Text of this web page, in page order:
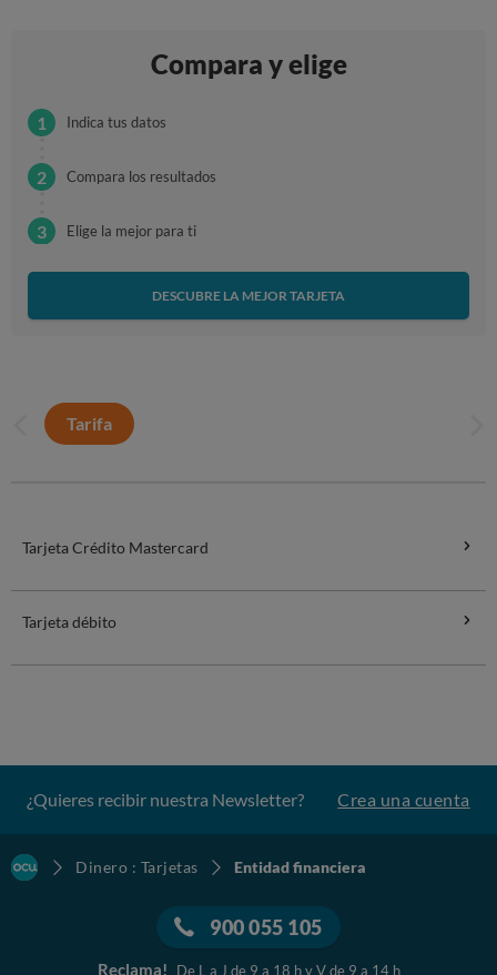
Compara y elige
Indica tus datos
Compara los resultados
Elige la mejor para ti
DESCUBRE LA MEJOR TARJETA
Tarifa
Tarjeta Crédito Mastercard
Tarjeta débito
¿Quieres recibir nuestra Newsletter? Crea una cuenta
Dinero : Tarjetas Entidad financiera
900 055 105
Reclama! De L a J de 9 a 18 h y V de 9 a 14 h